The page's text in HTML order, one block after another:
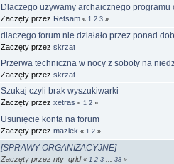
Dlaczego używamy archaicznego programu
Zaczęty przez Retsam « 1 2 3 »
dlaczego forum nie działało przez ponad
Zaczęty przez skrzat
Przerwa techniczna w nocy z soboty na
Zaczęty przez skrzat
Szukaj czyli brak wyszukiwarki
Zaczęty przez xetras « 1 2 »
Usunięcie konta na forum
Zaczęty przez maziek « 1 2 »
[SPRAWY ORGANIZACYJNE]
Zaczęty przez nty_qrld « 1 2 3 38 »